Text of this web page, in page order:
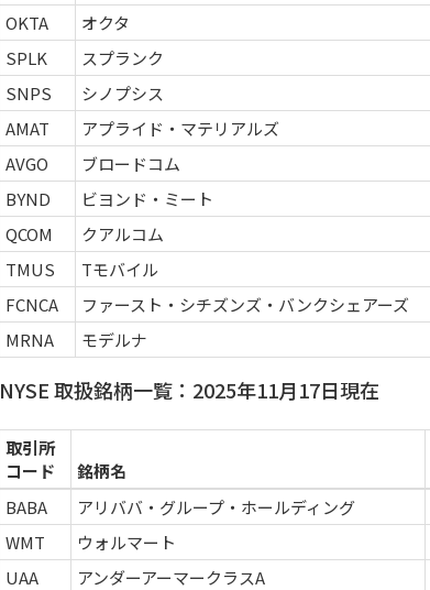
OKTA
オクタ
SPLK
スプランク
SNPS
シノプシス
AMAT
アプライド・マテリアルズ
AVGO
ブロードコム
BYND
ビヨンド・ミート
QCOM
クアルコム
TMUS
Tモバイル
FCNCA
ファースト・シチズンズ・バンクシェアーズ
MRNA
モデルナ
NYSE 取扱銘柄一覧：2025年11月17日現在
取引所
コード
銘柄名
BABA
アリババ・グループ・ホールディング
WMT
ウォルマート
UAA
アンダーアーマークラスA